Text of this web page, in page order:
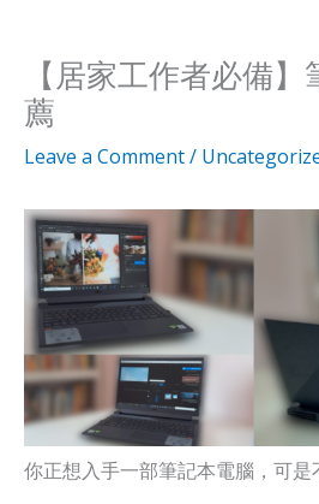
【居家工作者必備
薦
Leave a Comment/
你正想入手一部筆記本電腦，可